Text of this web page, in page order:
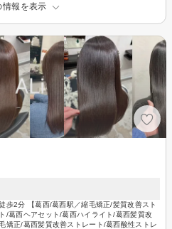
情報を表示
歩2分 【葛西/葛西駅／縮毛矯正/髪質改善スト
/葛西ヘアセット/葛西ハイライト/葛西髪質改
矯正/葛西髪質改善ストレート/葛西酸性ストレ